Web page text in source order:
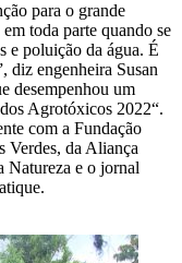
para o grande
toda parte quando se
e poluição da água. É
diz engenheira Susan
desempenhou um
Agrotóxicos 2022“.
com a Fundação
Verdes, da Aliança
Natureza e o jornal